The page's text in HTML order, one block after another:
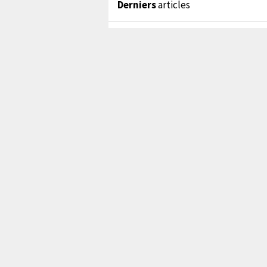
Derniersarticles